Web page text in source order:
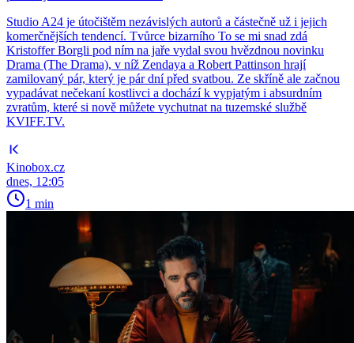
Studio A24 je útočištěm nezávislých autorů a částečně už i jejich
komerčnějších tendencí. Tvůrce bizarního To se mi snad zdá
Kristoffer Borgli pod ním na jaře vydal svou hvězdnou novinku
Drama (The Drama), v níž Zendaya a Robert Pattinson hrají
zamilovaný pár, který je pár dní před svatbou. Ze skříně ale začnou
vypadávat nečekaní kostlivci a dochází k vypjatým i absurdním
zvratům, které si nově můžete vychutnat na tuzemské službě
KVIFF.TV.
Kinobox.cz
dnes, 12:05
1 min